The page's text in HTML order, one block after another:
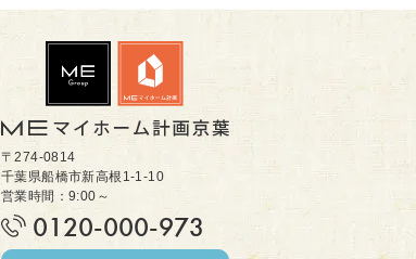
〒274-0814
千葉県船橋市新高根1-1-10
営業時間：9:00～
0120-000-973